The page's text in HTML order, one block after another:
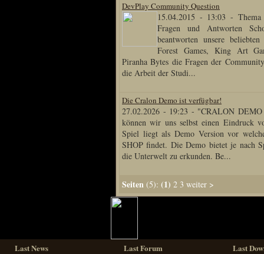
DevPlay Community Question
15.04.2015 - 13:03 -
Fragen und Antworten
beantworten unsere
Forest Games, King Art
Piranha Bytes die Fragen der
die Arbeit der Studi...
Die Cralon Demo ist verfügbar!
27.02.2026 - 19:23 - "CRALON
können wir uns selbst einen Eindruck
Spiel liegt als Demo Version vor
SHOP findet. Die Demo bietet je nach
die Unterwelt zu erkunden. Be...
Seiten (5): (1) 2 3 weiter >
Last News Last Forum Last